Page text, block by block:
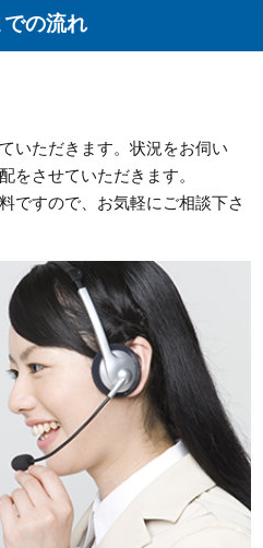
の流れ
いただきます。状況をお伺い
をさせていただきます。
ですので、お気軽にご相談下さ